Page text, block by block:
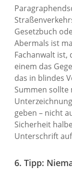
Gesetzbuch
Abermals ist
Fachanwalt ist,
einem das
das in blindes
Summen sollte
geben – nicht
Sicherheit
Unterschrift
6. Tipp: